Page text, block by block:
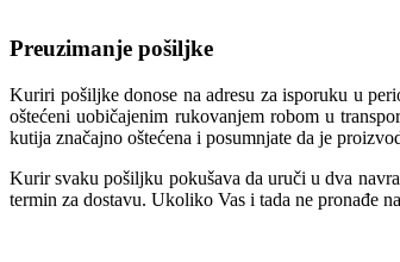
Preuzimanje pošiljke
Kuriri pošiljke donose na adresu za isporuku u
oštećeni uobičajenim rukovanjem robom u
kutija značajno oštećena i posumnjate da je
Kurir svaku pošiljku pokušava da uruči u dva
termin za dostavu. Ukoliko Vas i tada ne pronađe